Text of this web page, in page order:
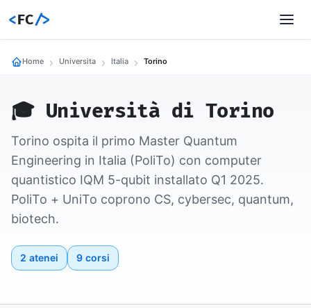
<FC/>
Home Universita Italia Torino
🎓 Università di Torino
Torino ospita il primo Master Quantum
Engineering in Italia (PoliTo) con computer
quantistico IQM 5-qubit installato Q1 2025.
PoliTo + UniTo coprono CS, cybersec, quantum,
biotech.
2 atenei 9 corsi